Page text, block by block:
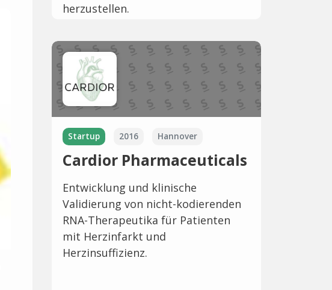
herzustellen.
Startup 2016 Hannover
Cardior Pharmaceuticals
Entwicklung und klinische
Validierung von nicht-kodierenden
RNA-Therapeutika für Patienten
mit Herzinfarkt und
Herzinsuffizienz.